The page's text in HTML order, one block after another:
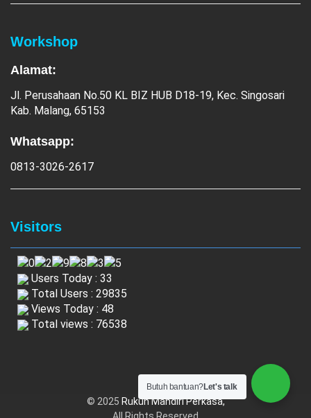
Workshop
Alamat:
Jl. Perusahaan No.50 KL BIZ HUB D18-19, Kec. Singosari
Kab. Malang, 65153
Whatsapp:
0813-3026-2617
Visitors
Users Today : 33
Total Users : 29835
Views Today : 48
Total views : 76538
© 2025 Rukun Mandiri Perkasa,
All Rights Reserved
Butuh bantuan?Let's talk